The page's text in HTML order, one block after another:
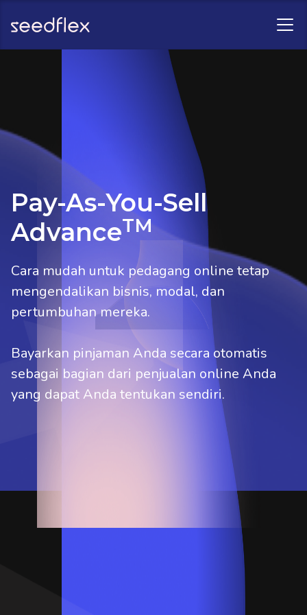
Pay-As-You-Sell
AdvanceTM
Cara mudah untuk pedagang online tetap
mengendalikan bisnis, modal, dan
pertumbuhan mereka.
Bayarkan pinjaman Anda secara otomatis
sebagai bagian dari penjualan online Anda
yang dapat Anda tentukan sendiri.